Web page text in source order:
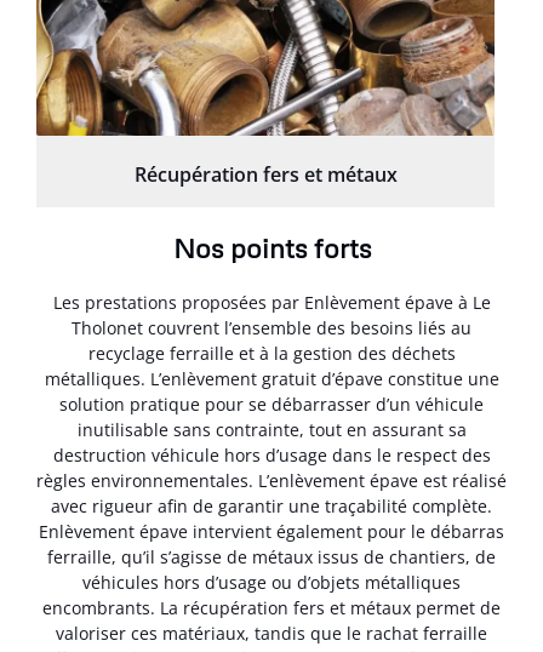
Récupération fers et métaux
Nos points forts
Les prestations proposées par Enlèvement épave à Le
Tholonet couvrent l’ensemble des besoins liés au
recyclage ferraille et à la gestion des déchets
métalliques. L’enlèvement gratuit d’épave constitue une
solution pratique pour se débarrasser d’un véhicule
inutilisable sans contrainte, tout en assurant sa
destruction véhicule hors d’usage dans le respect des
règles environnementales. L’enlèvement épave est réalisé
avec rigueur afin de garantir une traçabilité complète.
Enlèvement épave intervient également pour le débarras
ferraille, qu’il s’agisse de métaux issus de chantiers, de
véhicules hors d’usage ou d’objets métalliques
encombrants. La récupération fers et métaux permet de
valoriser ces matériaux, tandis que le rachat ferraille